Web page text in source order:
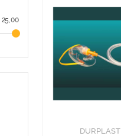
DURPLAST
25,00